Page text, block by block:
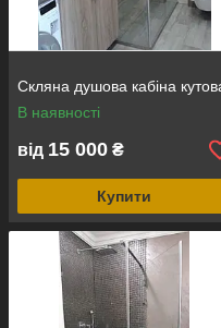
Скляна душова кабіна
В наявності
від 15 000 ₴
Купити